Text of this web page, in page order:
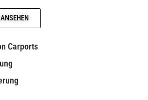
Carports